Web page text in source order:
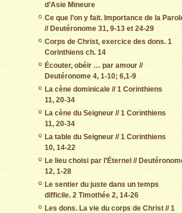
d’Asie Mineure
Ce que l’on y fait. Importance de la
// Deutéronome 31, 9-13 et 24-29
Corps de Christ, exercice des dons. 1
Corinthiens ch. 14
Écouter, obéir … par amour //
Deutéronome 4, 1-10; 6,1-9
La cène dominicale // 1 Corinthiens
11, 20-34
La cène du Seigneur // 1 Corinthiens
11, 20-34
La table du Seigneur // 1 Corinthiens
10, 14-22
Le lieu choisi par l’Éternel //
12, 1-28
Le sentier du juste dans un temps
difficile. 2 Timothée 2, 14-26
Les dons. La vie du corps de Christ // 1